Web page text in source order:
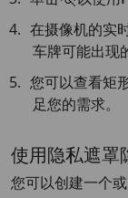
在摄像机的实
车牌可能出现
您可以查看矩
足您的需求。
使用隐私遮罩
您可以创建一个